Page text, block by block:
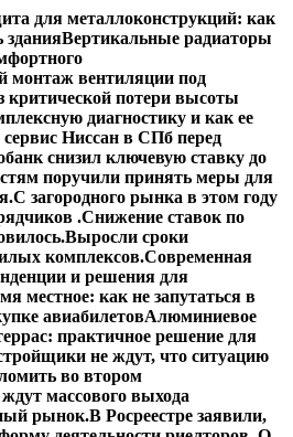
для металлоконструкций: как
зданияВертикальные радиаторы
вентиляции под
потери высоты
диагностику и как ее
Ниссан в СПб перед
снизил ключевую ставку до
поручили принять меры для
С загородного рынка в этом году
.Снижение ставок по
Выросли сроки
комплексов.Современная
и решения для
местное: как не запутаться в
авиабилетовАлюминиевое
практичное решение для
не ждут, что ситуацию
во втором
массового выхода
рынок.В Росреестре заявили,